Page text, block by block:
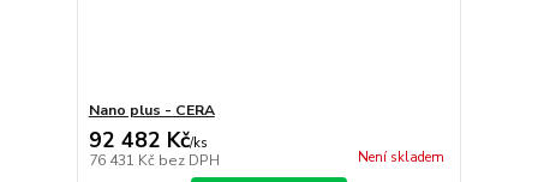
Nano plus - CERA
92 482 Kč/ks
76 431 Kč bez DPH Není skladem